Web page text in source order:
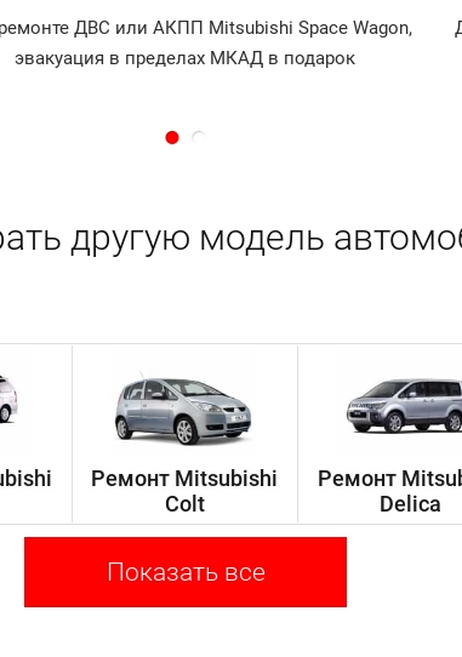
ДВС или АКПП Mitsubishi Space Wagon,
эвакуация в пределах МКАД в подарок
другую модель
Ремонт Mitsubishi
Colt
Ремонт
Delica
Показать все